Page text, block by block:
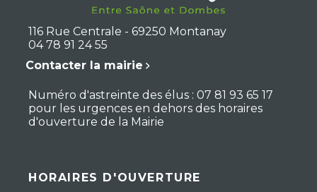
116 Rue Centrale - 69250 Montanay
04 78 91 24 55
Contacter la mairie
Numéro d'astreinte des élus : 07 81 93 65 17
pour les urgences en dehors des horaires
d'ouverture de la Mairie
HORAIRES D'OUVERTURE